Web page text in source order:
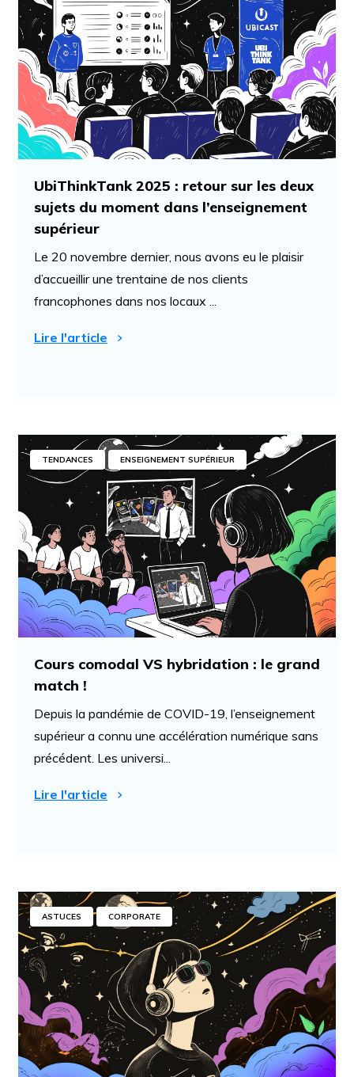
UbiThinkTank 2025 : retour sur les deux
sujets du moment dans l’enseignement
supérieur
Le 20 novembre dernier, nous avons eu le plaisir
d’accueillir une trentaine de nos clients
francophones dans nos locaux ...
Lire l'article
TENDANCES ENSEIGNEMENT SUPÉRIEUR
Cours comodal VS hybridation : le grand
match !
Depuis la pandémie de COVID-19, l’enseignement
supérieur a connu une accélération numérique sans
précédent. Les universi...
Lire l'article
ASTUCES CORPORATE